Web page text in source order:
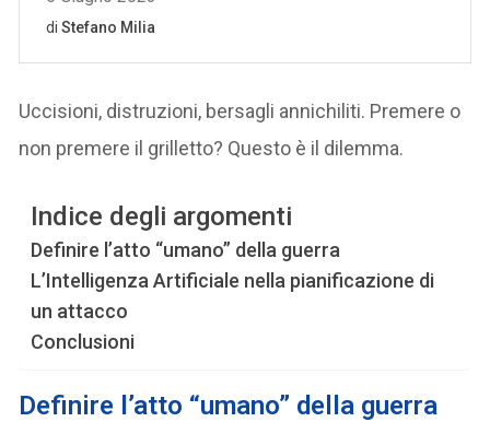
Uccisioni, distruzioni, bersagli annichiliti. Premere o
non premere il grilletto? Questo è il dilemma.
Indice degli argomenti
Definire l’atto “umano” della guerra
L’Intelligenza Artificiale nella pianificazione di
un attacco
Conclusioni
Definire l’atto “umano” della guerra